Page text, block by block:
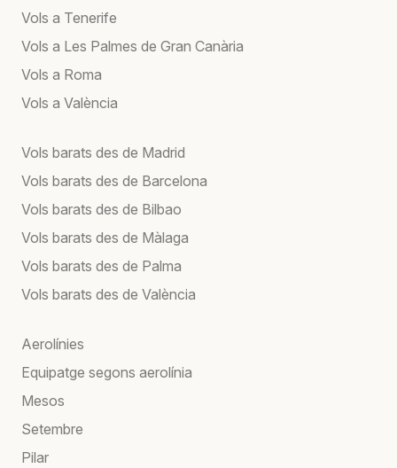
Vols a Tenerife
Vols a Les Palmes de Gran Canària
Vols a Roma
Vols a València
Vols barats des de Madrid
Vols barats des de Barcelona
Vols barats des de Bilbao
Vols barats des de Màlaga
Vols barats des de Palma
Vols barats des de València
Aerolínies
Equipatge segons aerolínia
Mesos
Setembre
Pilar